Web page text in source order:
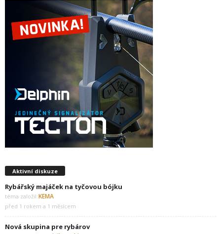
Aktivní diskuze
Rybářský majáček na tyčovou bójku
téma založil:KEMA
před 1 rokem a 1 měsícem
Nová skupina pre rybárov